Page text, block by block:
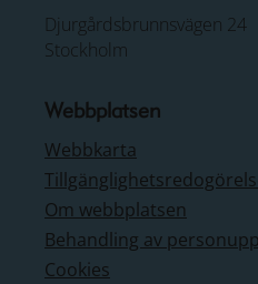
Djurgårdsbrunnsvägen 24
Stockholm
Webbplatsen
Webbkarta
Om webbplatsen
Behandling av
Cookies